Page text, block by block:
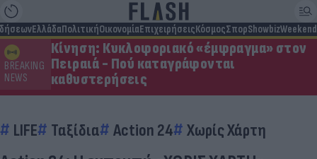
ΕλλάδαΠολιτικήΟικονομίαΕπιχειρήσειςΚόσμοςΣπορShowbizWeekend
BREAKING
NEWS
Κίνηση: Κυκλοφοριακό «έμφραγμα» στον
Πειραιά - Πού καταγράφονται
καθυστερήσεις
LIFE Ταξίδια Action 24 Χωρίς Χάρτη